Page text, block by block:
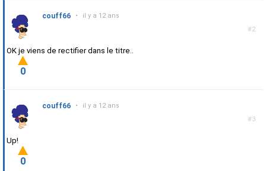
#2
couff66 • il y a 12 ans
OK je viens de rectifier dans le titre..
0
#3
couff66 • il y a 12 ans
Up!
0